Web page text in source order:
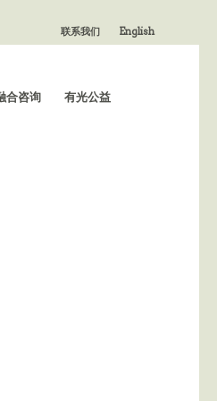
联系我们 English
合咨询 有光公益